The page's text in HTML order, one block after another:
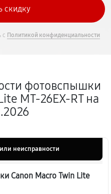
с Политикой конфиденциальности
фотовспышки
MT-26EX-RT на
неисправности
Canon Macro Twin Lite